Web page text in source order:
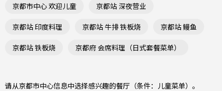
京都市中心 欢迎儿童 京都站 深夜营业
京都站 印度料理 京都站 牛排 铁板烧 京都站 鳗鱼
京都站 铁板烧 京都府 会席料理（日式套餐菜单）
请从京都市中心信息中选择感兴趣的餐厅（条件：儿童菜单）。